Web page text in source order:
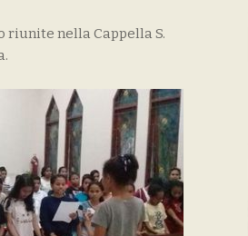
riunite nella Cappella S.